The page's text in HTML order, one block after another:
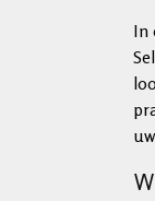
In